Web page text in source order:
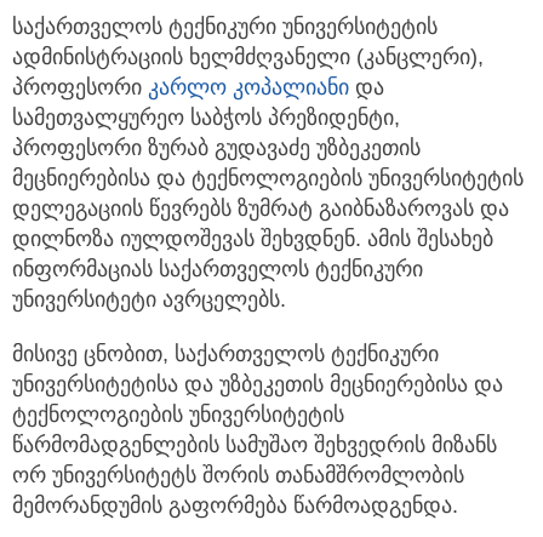
საქართველოს ტექნიკური უნივერსიტეტის
ადმინისტრაციის ხელმძღვანელი (კანცლერი),
პროფესორი კარლო კოპალიანი და
სამეთვალყურეო საბჭოს პრეზიდენტი,
პროფესორი ზურაბ გუდავაძე უზბეკეთის
მეცნიერებისა და ტექნოლოგიების უნივერსიტეტის
დელეგაციის წევრებს ზუმრატ გაიბნაზაროვას და
დილნოზა იულდოშევას შეხვდნენ. ამის შესახებ
ინფორმაციას საქართველოს ტექნიკური
უნივერსიტეტი ავრცელებს.
მისივე ცნობით, საქართველოს ტექნიკური
უნივერსიტეტისა და უზბეკეთის მეცნიერებისა და
ტექნოლოგიების უნივერსიტეტის
წარმომადგენლების სამუშაო შეხვედრის მიზანს
ორ უნივერსიტეტს შორის თანამშრომლობის
მემორანდუმის გაფორმება წარმოადგენდა.